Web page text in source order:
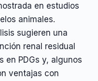
en estudios
animales.
sugieren una
renal residual
en PDGs y, algunos
ventajas con